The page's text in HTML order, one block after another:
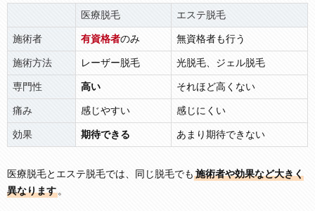
医療脱毛 エステ脱毛
施術者 有資格者のみ 無資格者も行う
施術方法 レーザー脱毛 光脱毛、ジェル脱毛
専門性 高い それほど高くない
痛み 感じやすい 感じにくい
効果 期待できる あまり期待できない
医療脱毛とエステ脱毛では、同じ脱毛でも 施術者や効果など大きく
異なります 。